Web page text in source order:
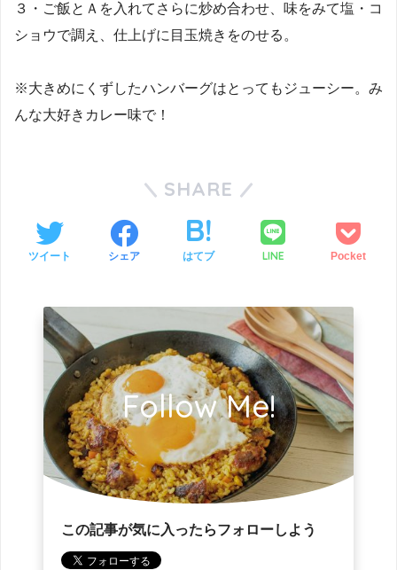
３・ご飯とＡを入れてさらに炒め合わせ、味をみて塩・コ
ショウで調え、仕上げに目玉焼きをのせる。
※大きめにくずしたハンバーグはとってもジューシー。み
んな大好きカレー味で！
SHARE
ツイート シェア はてブ LINE Pocket
Follow Me!
この記事が気に入ったらフォローしよう